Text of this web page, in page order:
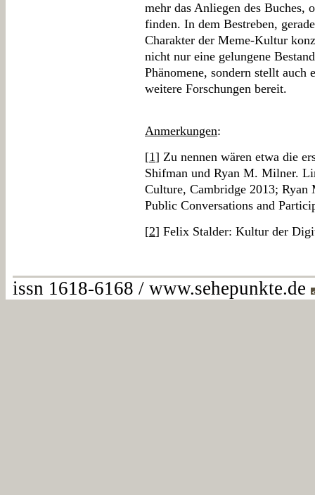
mehr das Anliegen des Buches,
finden. In dem Bestreben,
Charakter der Meme-Kultur
nicht nur eine gelungene
Phänomene, sondern stellt auch
weitere Forschungen bereit.
Anmerkungen:
[1] Zu nennen wären etwa die
Shifman und Ryan M. Milner.
Culture, Cambridge 2013;
Public Conversations and
[2] Felix Stalder: Kultur der
issn 1618-6168 / www.sehepunkte.de